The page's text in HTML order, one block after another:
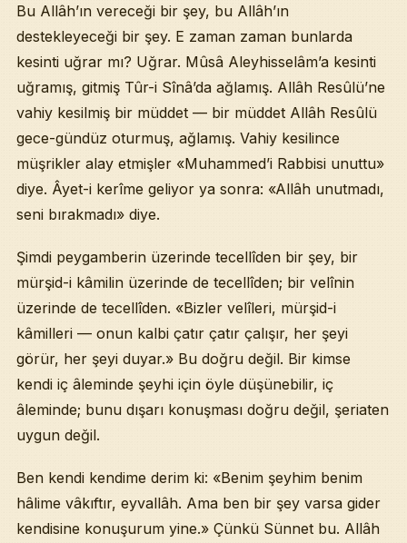
Bu Allâh’ın vereceği bir şey, bu Allâh’ın
destekleyeceği bir şey. E zaman zaman bunlarda
kesinti uğrar mı? Uğrar. Mûsâ Aleyhisselâm’a kesinti
uğramış, gitmiş Tûr-i Sînâ’da ağlamış. Allâh Resûlü’ne
vahiy kesilmiş bir müddet — bir müddet Allâh Resûlü
gece-gündüz oturmuş, ağlamış. Vahiy kesilince
müşrikler alay etmişler «Muhammed’i Rabbisi unuttu»
diye. Âyet-i kerîme geliyor ya sonra: «Allâh unutmadı,
seni bırakmadı» diye.
Şimdi peygamberin üzerinde tecellîden bir şey, bir
mürşid-i kâmilin üzerinde de tecellîden; bir velînin
üzerinde de tecellîden. «Bizler velîleri, mürşid-i
kâmilleri — onun kalbi çatır çatır çalışır, her şeyi
görür, her şeyi duyar.» Bu doğru değil. Bir kimse
kendi iç âleminde şeyhi için öyle düşünebilir, iç
âleminde; bunu dışarı konuşması doğru değil, şeriaten
uygun değil.
Ben kendi kendime derim ki: «Benim şeyhim benim
hâlime vâkıftır, eyvallâh. Ama ben bir şey varsa gider
kendisine konuşurum yine.» Çünkü Sünnet bu. Allâh